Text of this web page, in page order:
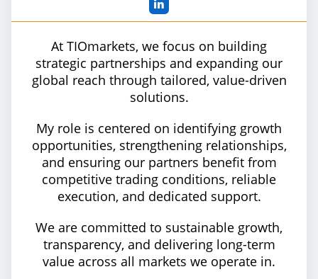
in
At TIOmarkets, we focus on building
strategic partnerships and expanding our
global reach through tailored, value-driven
solutions.
My role is centered on identifying growth
opportunities, strengthening relationships,
and ensuring our partners benefit from
competitive trading conditions, reliable
execution, and dedicated support.
We are committed to sustainable growth,
transparency, and delivering long-term
value across all markets we operate in.